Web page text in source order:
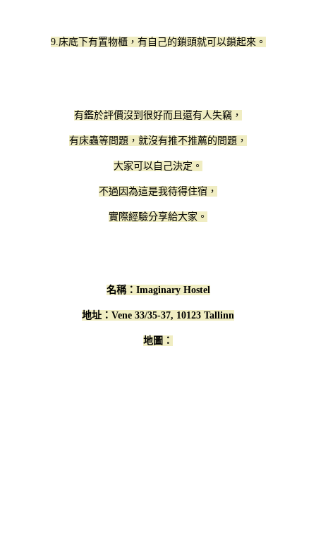
9.床底下有置物櫃，有自己的鎖頭就可以鎖起來。
有鑑於評價沒到很好而且還有人失竊，
有床蟲等問題，就沒有推不推薦的問題，
大家可以自己決定。
不過因為這是我待得住宿，
實際經驗分享給大家。
名稱：Imaginary Hostel
地址：Vene 33/35-37, 10123 Tallinn
地圖：